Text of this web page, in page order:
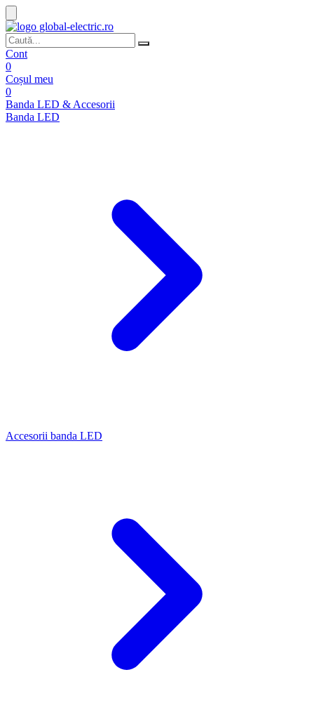
Cont
0
Coșul meu
0
Banda LED & Accesorii
Banda LED
Accesorii banda LED